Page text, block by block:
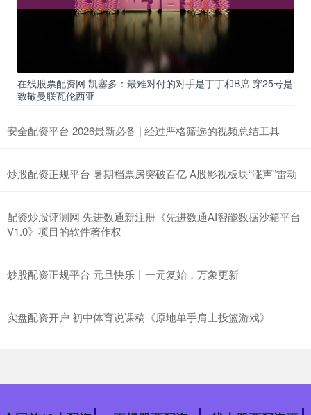
在线股票配资网 凯塞多：最难对付的对手是丁丁和B席 穿25号是
致敬曼联瓦伦西亚
安全配资平台 2026最新必备 | 经过严格筛选的视频总结工具
炒股配资正规平台 暑期档票房突破百亿 A股影视板块“涨声”雷动
配资炒股评测网 先进数通新注册《先进数通AI智能数据沙箱平台
V1.0》项目的软件著作权
炒股配资正规平台 元旦快乐丨一元复始，万象更新
实盘配资开户 初中体育说课稿《原地单手肩上投篮游戏》